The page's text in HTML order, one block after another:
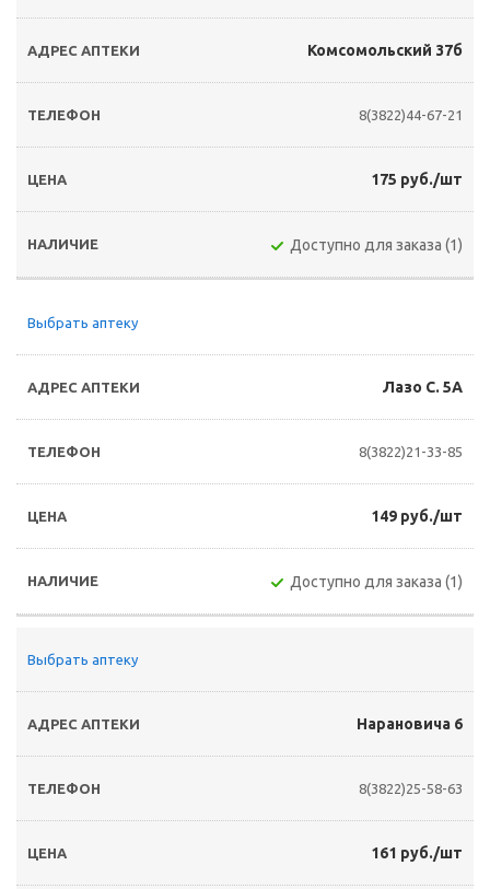
Комсомольский 37б
8(3822)44-67-21
175 руб./шт
Доступно для заказа (1)
Выбрать аптеку
Лазо С. 5А
8(3822)21-33-85
149 руб./шт
Доступно для заказа (1)
Выбрать аптеку
Нарановича 6
8(3822)25-58-63
161 руб./шт